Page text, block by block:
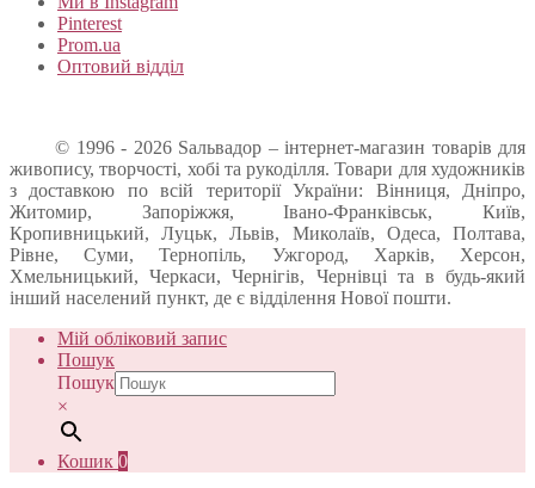
Pinterest
Prom.ua
Оптовий відділ
© 1996 - 2026 Sальвадор – інтернет-магазин товарів для
живопису, творчості, хобі та рукоділля. Товари для художників
з доставкою по всій території України: Вінниця, Дніпро,
Житомир, Запоріжжя, Івано-Франківськ, Київ,
Кропивницький, Луцьк, Львів, Миколаїв, Одеса, Полтава,
Рівне, Суми, Тернопіль, Ужгород, Харків, Херсон,
Хмельницький, Черкаси, Чернігів, Чернівці та в будь-який
інший населений пункт, де є відділення Нової пошти.
Мій обліковий запис
Пошук
Пошук
×
Кошик 0